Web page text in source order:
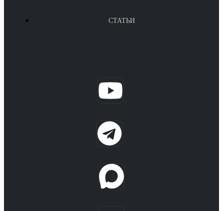
СТАТЬИ